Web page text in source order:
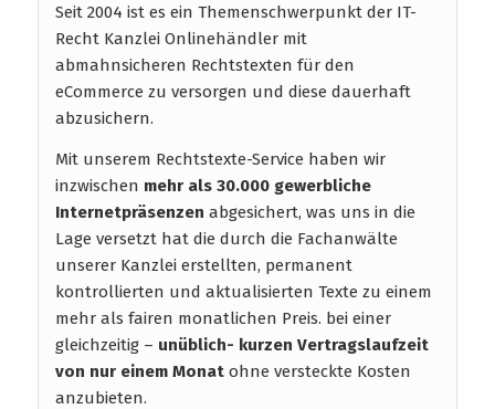
Seit 2004 ist es ein Themenschwerpunkt der IT-
Recht Kanzlei Onlinehändler mit
abmahnsicheren Rechtstexten für den
eCommerce zu versorgen und diese dauerhaft
abzusichern.
Mit unserem Rechtstexte-Service haben wir
inzwischen mehr als 30.000 gewerbliche
Internetpräsenzen abgesichert, was uns in die
Lage versetzt hat die durch die Fachanwälte
unserer Kanzlei erstellten, permanent
kontrollierten und aktualisierten Texte zu einem
mehr als fairen monatlichen Preis. bei einer
gleichzeitig – unüblich- kurzen Vertragslaufzeit
von nur einem Monat ohne versteckte Kosten
anzubieten.